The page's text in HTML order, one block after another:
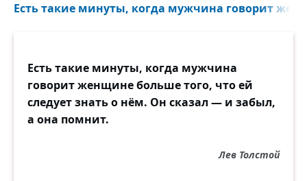
Есть такие минуты, когда мужчина говорит
Есть такие минуты, когда мужчина
говорит женщине больше того, что ей
следует знать о нём. Он сказал — и забыл,
а она помнит.
Лев Толстой